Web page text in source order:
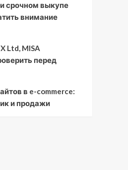
срочном выкупе
внимание
Ltd, MISA
перед
в e-commerce:
и продажи